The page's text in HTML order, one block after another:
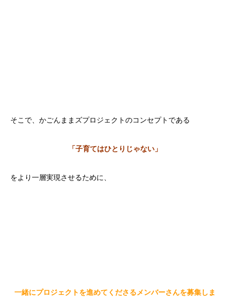
そこで、かごんままズプロジェクトのコンセプトである
「子育てはひとりじゃない」
をより一層実現させるために、
一緒にプロジェクトを進めてくださるメンバーさんを募集しま